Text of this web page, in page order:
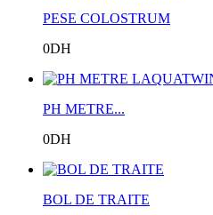
PESE COLOSTRUM
0DH
PH METRE...
0DH
BOL DE TRAITE